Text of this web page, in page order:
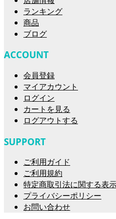
ランキング
商品
ブログ
ACCOUNT
会員登録
マイアカウント
ログイン
カートを見る
ログアウトする
SUPPORT
ご利用ガイド
ご利用規約
特定商取引法に関する表
プライバシーポリシー
お問い合わせ